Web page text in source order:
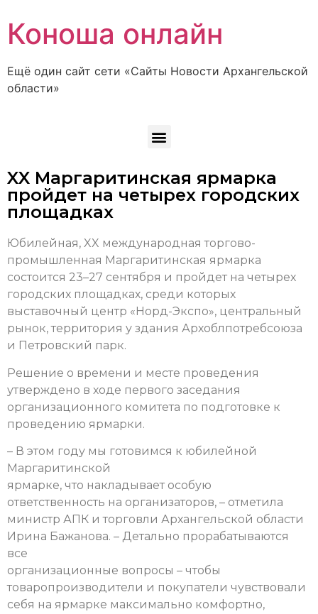
Коноша онлайн
Ещё один сайт сети «Сайты Новости Архангельской
области»
XX Маргаритинская ярмарка
пройдет на четырех городских
площадках
Юбилейная, XX международная торгово-
промышленная Маргаритинская ярмарка
состоится 23–27 сентября и пройдет на четырех
городских площадках, среди которых
выставочный центр «Норд-Экспо», центральный
рынок, территория у здания Архоблпотребсоюза
и Петровский парк.
Решение о времени и месте проведения
утверждено в ходе первого заседания
организационного комитета по подготовке к
проведению ярмарки.
– В этом году мы готовимся к юбилейной
Маргаритинской
ярмарке, что накладывает особую
ответственность на организаторов, – отметила
министр АПК и торговли Архангельской области
Ирина Бажанова. – Детально прорабатываются
все
организационные вопросы – чтобы
товаропроизводители и покупатели чувствовали
себя на ярмарке максимально комфортно,